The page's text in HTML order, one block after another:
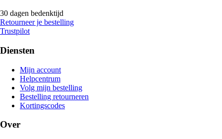
30 dagen bedenktijd
Retourneer je bestelling
Trustpilot
Diensten
Mijn account
Helpcentrum
Volg mijn bestelling
Bestelling retourneren
Kortingscodes
Over